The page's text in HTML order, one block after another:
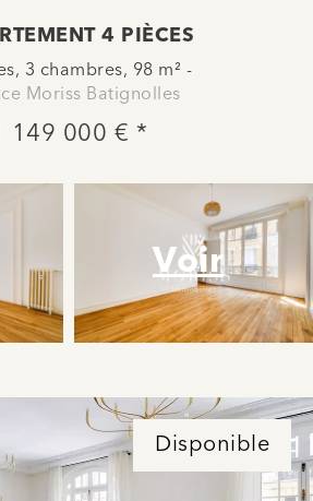
4 PIÈCES
3 chambres, 98 m² -
Moriss Batignolles
149 000 € *
Voir
Disponible